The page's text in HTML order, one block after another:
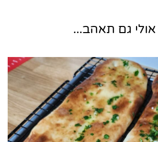
אולי גם תאהב...